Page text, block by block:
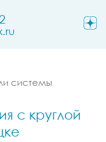
системы
с круглой